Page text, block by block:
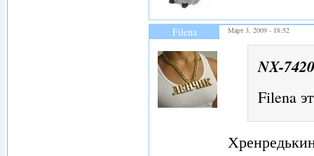
Filena Март 3, 2009 - 18:52
NX-
Filena